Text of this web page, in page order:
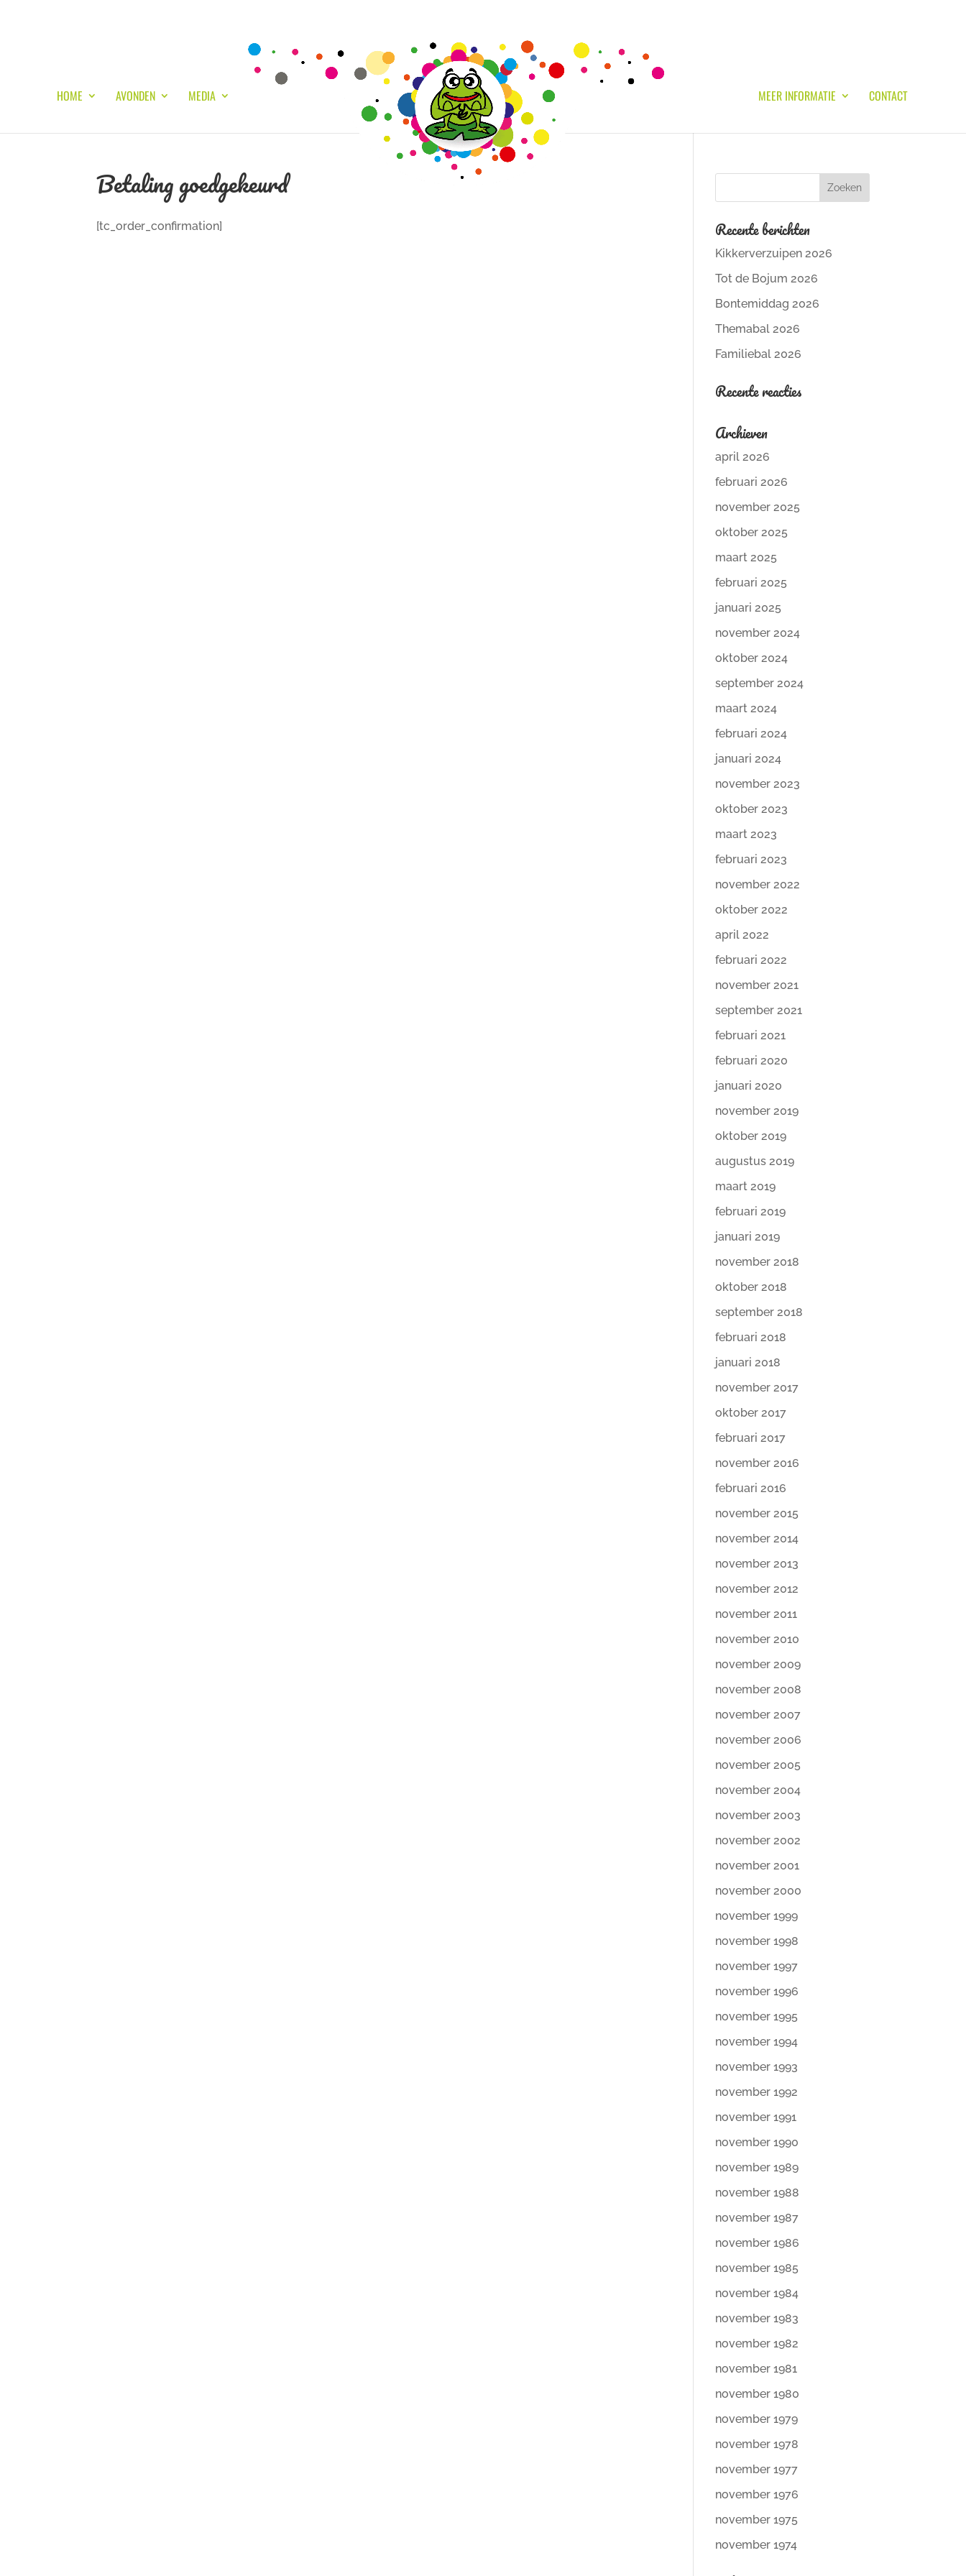
HOME AVONDEN MEDIA MEER INFORMATIE CONTACT
Betaling goedgekeurd
[tc_order_confirmation] Recente berichten
Kikkerverzuipen 2026
Tot de Bojum 2026
Bontemiddag 2026
Themabal 2026
Familiebal 2026
Recente reacties
Archieven
april 2026
februari 2026
november 2025
oktober 2025
maart 2025
februari 2025
januari 2025
november 2024
oktober 2024
september 2024
maart 2024
februari 2024
januari 2024
november 2023
oktober 2023
maart 2023
februari 2023
november 2022
oktober 2022
april 2022
februari 2022
november 2021
september 2021
februari 2021
februari 2020
januari 2020
november 2019
oktober 2019
augustus 2019
maart 2019
februari 2019
januari 2019
november 2018
oktober 2018
september 2018
februari 2018
januari 2018
november 2017
oktober 2017
februari 2017
november 2016
februari 2016
november 2015
november 2014
november 2013
november 2012
november 2011
november 2010
november 2009
november 2008
november 2007
november 2006
november 2005
november 2004
november 2003
november 2002
november 2001
november 2000
november 1999
november 1998
november 1997
november 1996
november 1995
november 1994
november 1993
november 1992
november 1991
november 1990
november 1989
november 1988
november 1987
november 1986
november 1985
november 1984
november 1983
november 1982
november 1981
november 1980
november 1979
november 1978
november 1977
november 1976
november 1975
november 1974